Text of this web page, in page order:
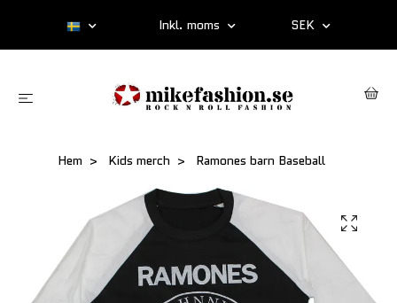
Inkl. moms SEK
Hem Kids merch Ramones barn Baseball